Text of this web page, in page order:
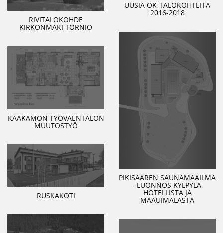
UUSIA OK-TALOKOHTEITA
2016-2018
RIVITALOKOHDE
KIRKONMÄKI TORNIO
PIKISAAREN SAUNAMAAILMA
– LUONNOS KYLPYLÄ-
HOTELLISTA JA
MAAUIMALASTA
KAAKAMON TYÖVÄENTALON
MUUTOSTYÖ
RUSKAKOTI